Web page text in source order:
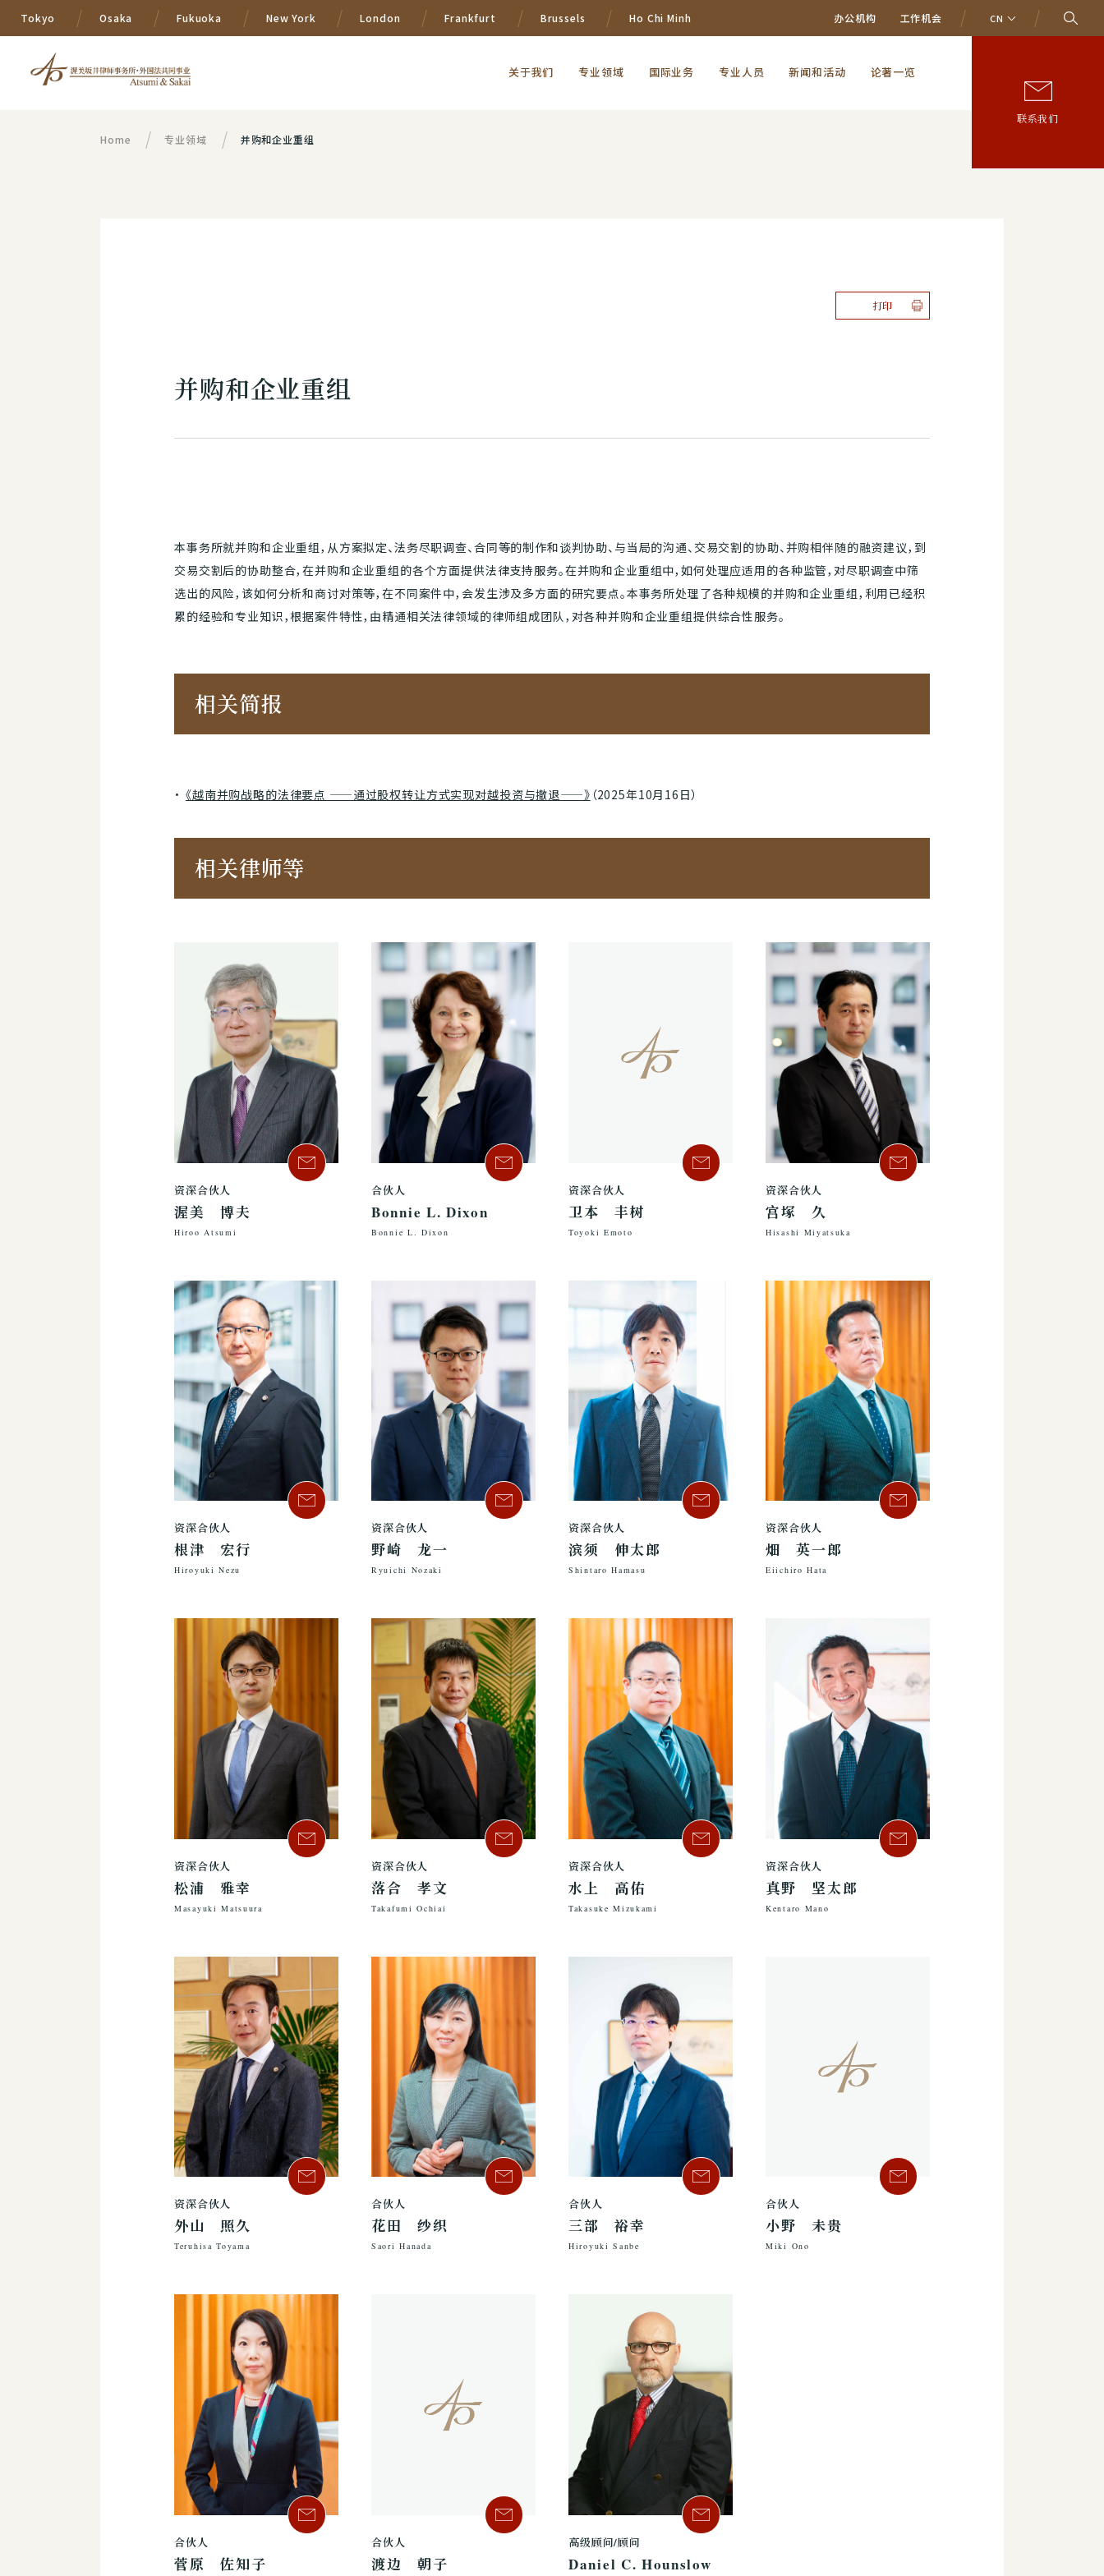
Tokyo Osaka Fukuoka New York London Frankfurt Brussels Ho Chi Minh 办公机构 工作机会 CN
关于我们 专业领域 国际业务 专业人员 新闻和活动 论著一览
联系我们
Home 专业领域 并购和企业重组
打印
并购和企业重组
本事务所就并购和企业重组，从方案拟定、法务尽职调查、合同等的制作和谈判协助、与当局的沟通、交易交割的协助、并购相伴随的融资建议，到
交易交割后的协助整合，在并购和企业重组的各个方面提供法律支持服务。在并购和企业重组中，如何处理应适用的各种监管，对尽职调查中筛
选出的风险，该如何分析和商讨对策等，在不同案件中，会发生涉及多方面的研究要点。本事务所处理了各种规模的并购和企业重组，利用已经积
累的经验和专业知识，根据案件特性，由精通相关法律领域的律师组成团队，对各种并购和企业重组提供综合性服务。
相关简报
《越南并购战略的法律要点 ——通过股权转让方式实现对越投资与撤退——》 （2025年10月16日）
相关律师等
资深合伙人
渥美 博夫
Hiroo Atsumi
合伙人
Bonnie L. Dixon
Bonnie L. Dixon
资深合伙人
卫本 丰树
Toyoki Emoto
资深合伙人
宫塚 久
Hisashi Miyatsuka
资深合伙人
根津 宏行
Hiroyuki Nezu
资深合伙人
野崎 龙一
Ryuichi Nozaki
资深合伙人
滨须 伸太郎
Shintaro Hamasu
资深合伙人
畑 英一郎
Eiichiro Hata
资深合伙人
松浦 雅幸
Masayuki Matsuura
资深合伙人
落合 孝文
Takafumi Ochiai
资深合伙人
水上 高佑
Takasuke Mizukami
资深合伙人
真野 坚太郎
Kentaro Mano
资深合伙人
外山 照久
Teruhisa Toyama
合伙人
花田 纱织
Saori Hanada
合伙人
三部 裕幸
Hiroyuki Sanbe
合伙人
小野 未贵
Miki Ono
合伙人
菅原 佐知子
合伙人
渡边 朝子
高级顾问/顾问
Daniel C. Hounslow